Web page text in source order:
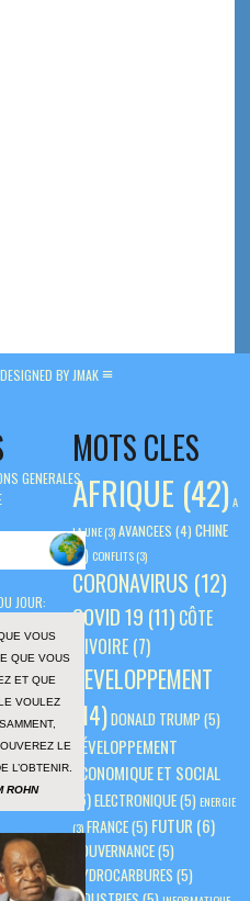
DESIGNED BY JMAK
MOTS CLES
AFRIQUE (42) A
LA UNE(3)AVANCEES (4) CHINE
(5)CONFLITS(3)
CORONAVIRUS (12)
COVID 19 (11) CÔTE
D'IVOIRE (7)
DEVELOPPEMENT
(14)DONALD TRUMP(5)
DÉVELOPPEMENT
ÉCONOMIQUE ET SOCIAL
(6)ELECTRONIQUE(5)ENERGIE
(3)FRANCE(5)FUTUR (6)
GOUVERNANCE(5)
HYDROCARBURES(5)
GENERALES
JOUR:
VOUS
QUE VOUS
ET QUE
VOULEZ
LE
L’OBTENIR.
ROHN